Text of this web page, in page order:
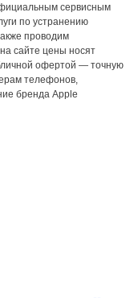
сервисным
по устранению
проводим
сайте цены носят
офертой — точную
телефонов,
бренда Apple